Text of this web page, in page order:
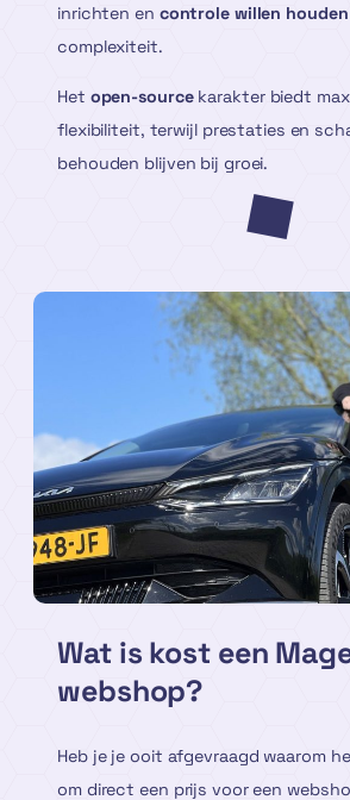
inrichten en controle willen houden
complexiteit.
Het open-sourcekarakter biedt
flexibiliteit, terwijl prestaties en
behouden blijven bij groei.
Wat is kost een
webshop?
Heb je je ooit afgevraagd waarom
om direct een prijs voor een